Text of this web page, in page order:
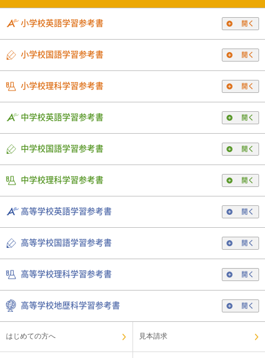
小学校英語学習参考書 開く
小学校国語学習参考書 開く
小学校理科学習参考書 開く
中学校英語学習参考書 開く
中学校国語学習参考書 開く
中学校理科学習参考書 開く
高等学校英語学習参考書 開く
高等学校国語学習参考書 開く
高等学校理科学習参考書 開く
高等学校地歴科学習参考書 開く
はじめての方へ 見本請求